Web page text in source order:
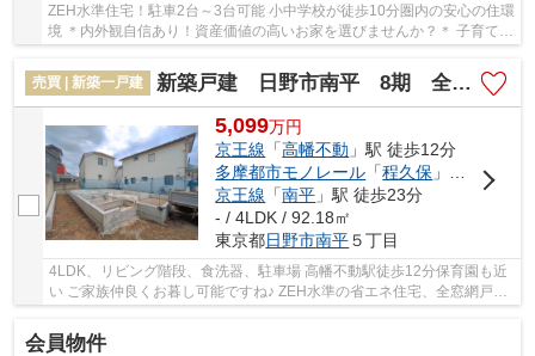
ZEH水準住宅！駐車2台～3台可能 小中学校が徒歩10分圏内の安心の住環
境 ＊内外観自信あり！資産価値の高いお家を選びませんか？＊ 子育て施
設も近く小さいお子様と一緒にも安心して新...
売買 | 新築一戸建
新築戸建 日野市南平 8期 全1棟
5,099万円
京王線 「高幡不動 」駅 徒歩12分
多摩都市モノレール 「程久保 」駅 徒歩23分
京王線 「南平 」駅 徒歩23分
- / 4LDK / 92.18㎡
東京都日野市南平５丁目
4LDK、リビング階段、食洗器、駐車場 高幡不動駅徒歩12分保育園も近
い ご家族仲良くお暮し可能ですね♪ ZEH水準の省エネ住宅、全窓網戸標
準装備 アクセントクロスも嬉しいですね♪
会員物件